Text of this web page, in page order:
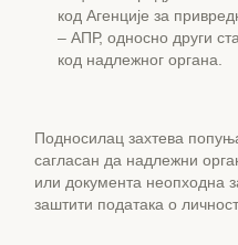
код Агенције за
– АПР, односно други
код надлежног органа.
Подносилац захтева
сагласан да надлежни
или документа неопходна
заштити података о